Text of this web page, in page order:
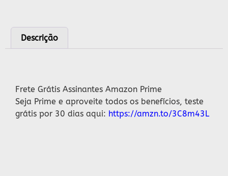
Descrição
Frete Grátis Assinantes Amazon Prime
Seja Prime e aproveite todos os benefícios, teste
grátis por 30 dias aqui: https://amzn.to/3C8m43L